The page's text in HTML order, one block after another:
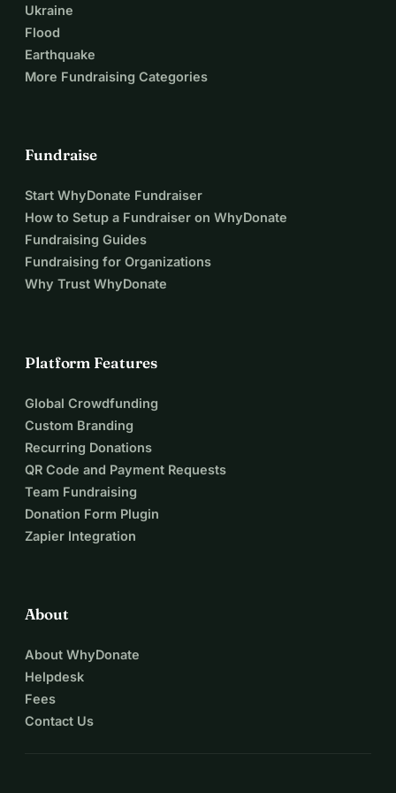
Wie Ihre Spende hilft
Ihre Spende unterstützt direkt die Produktion und
Verantwortung, ihn zu schützen
Leben unter der Wasseroberfläche wiederherzustellen.
Ukraine
Flood
Earthquake
More Fundraising Categories
Fundraise
Start WhyDonate Fundraiser
How to Setup a Fundraiser on WhyDonate
Fundraising Guides
Fundraising for Organizations
Why Trust WhyDonate
Platform Features
Global Crowdfunding
Custom Branding
Recurring Donations
QR Code and Payment Requests
Team Fundraising
Donation Form Plugin
Zapier Integration
About
About WhyDonate
Helpdesk
Fees
Contact Us